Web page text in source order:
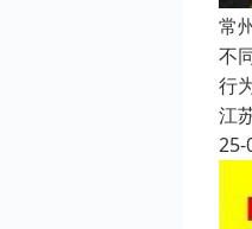
常
不
行
江
25-